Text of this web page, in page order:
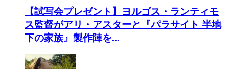
【試写会プレゼント】ヨルゴス・ランティモ
ス監督がアリ・アスターと『パラサイト 半地
下の家族』製作陣を...